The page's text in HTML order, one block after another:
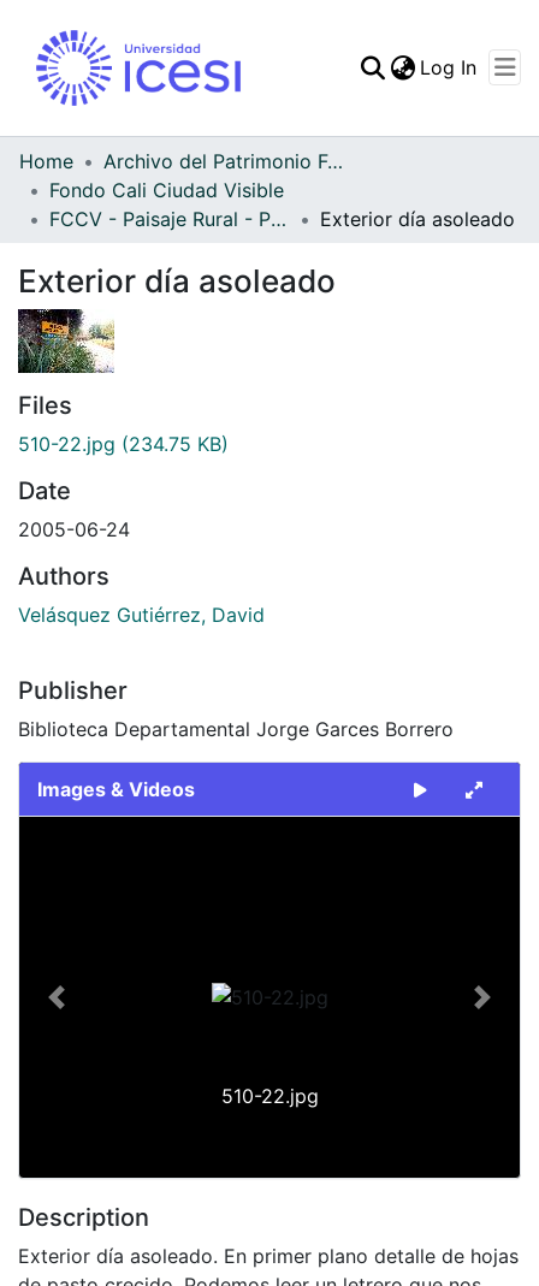
Log In
Home
Archivo del Patrimonio Fotográfico y Fílmico del Valle del Cauca
Fondo Cali Ciudad Visible
FCCV - Paisaje Rural - Patrimonial
Exterior día asoleado
Exterior día asoleado
Files
510-22.jpg (234.75 KB)
Date
2005-06-24
Authors
Velásquez Gutiérrez, David
Publisher
Biblioteca Departamental Jorge Garces Borrero
Images & Videos
510-22.jpg
Previous Next
Description
Exterior día asoleado. En primer plano detalle de hojas